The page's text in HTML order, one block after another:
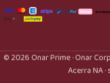
© 2026 Onar Prime · Onar
Acerra NA